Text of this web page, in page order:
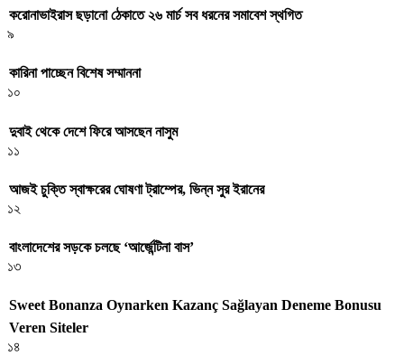
করোনাভাইরাস ছড়ানো ঠেকাতে ২৬ মার্চ সব ধরনের সমাবেশ স্থগিত
৯
কারিনা পাচ্ছেন বিশেষ সম্মাননা
১০
দুবাই থেকে দেশে ফিরে আসছেন নাসুম
১১
আজই চুক্তি স্বাক্ষরের ঘোষণা ট্রাম্পের, ভিন্ন সুর ইরানের
১২
বাংলাদেশের সড়কে চলছে ‘আর্জেন্টিনা বাস’
১৩
Sweet Bonanza Oynarken Kazanç Sağlayan Deneme Bonusu
Veren Siteler
১৪